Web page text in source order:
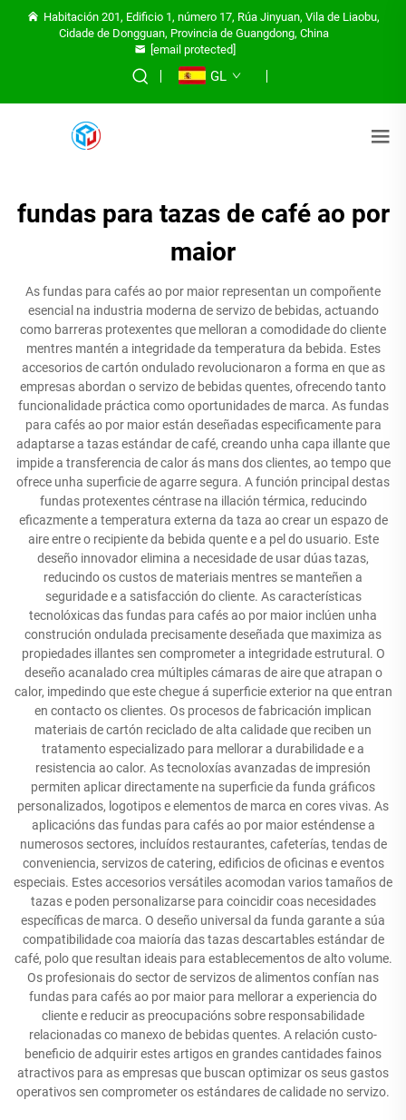
Habitación 201, Edificio 1, número 17, Rúa Jinyuan, Vila de Liaobu,
Cidade de Dongguan, Provincia de Guangdong, China
[email protected]
GL
fundas para tazas de café ao por
maior
As fundas para cafés ao por maior representan un compoñente
esencial na industria moderna de servizo de bebidas, actuando
como barreras protexentes que melloran a comodidade do cliente
mentres mantén a integridade da temperatura da bebida. Estes
accesorios de cartón ondulado revolucionaron a forma en que as
empresas abordan o servizo de bebidas quentes, ofrecendo tanto
funcionalidade práctica como oportunidades de marca. As fundas
para cafés ao por maior están deseñadas especificamente para
adaptarse a tazas estándar de café, creando unha capa illante que
impide a transferencia de calor ás mans dos clientes, ao tempo que
ofrece unha superficie de agarre segura. A función principal destas
fundas protexentes céntrase na illación térmica, reducindo
eficazmente a temperatura externa da taza ao crear un espazo de
aire entre o recipiente da bebida quente e a pel do usuario. Este
deseño innovador elimina a necesidade de usar dúas tazas,
reducindo os custos de materiais mentres se manteñen a
seguridade e a satisfacción do cliente. As características
tecnolóxicas das fundas para cafés ao por maior inclúen unha
construción ondulada precisamente deseñada que maximiza as
propiedades illantes sen comprometer a integridade estrutural. O
deseño acanalado crea múltiples cámaras de aire que atrapan o
calor, impedindo que este chegue á superficie exterior na que entran
en contacto os clientes. Os procesos de fabricación implican
materiais de cartón reciclado de alta calidade que reciben un
tratamento especializado para mellorar a durabilidade e a
resistencia ao calor. As tecnoloxías avanzadas de impresión
permiten aplicar directamente na superficie da funda gráficos
personalizados, logotipos e elementos de marca en cores vivas. As
aplicacións das fundas para cafés ao por maior esténdense a
numerosos sectores, incluídos restaurantes, cafeterías, tendas de
conveniencia, servizos de catering, edificios de oficinas e eventos
especiais. Estes accesorios versátiles acomodan varios tamaños de
tazas e poden personalizarse para coincidir coas necesidades
específicas de marca. O deseño universal da funda garante a súa
compatibilidade coa maioría das tazas descartables estándar de
café, polo que resultan ideais para establecementos de alto volume.
Os profesionais do sector de servizos de alimentos confían nas
fundas para cafés ao por maior para mellorar a experiencia do
cliente e reducir as preocupacións sobre responsabilidade
relacionadas co manexo de bebidas quentes. A relación custo-
beneficio de adquirir estes artigos en grandes cantidades fainos
atractivos para as empresas que buscan optimizar os seus gastos
operativos sen comprometer os estándares de calidade no servizo.